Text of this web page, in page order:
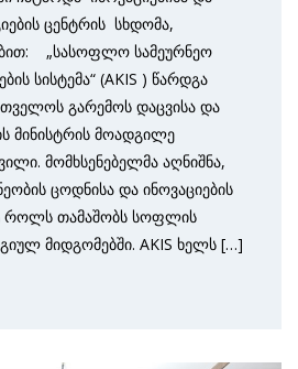
ცენტრის სხდომა,
„სასოფლო სამეურნეო
სისტემა“ (AKIS ) წარდგა
გარემოს დაცვისა და
მინისტრის მოადგილე
მომხსენებელმა აღნიშნა,
ცოდნისა და ინოვაციების
როლს თამაშობს სოფლის
მიდგომებში. AKIS ხელს […]